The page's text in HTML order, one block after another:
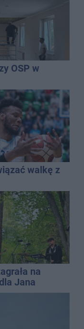
OSP w
walkę z
na
Jana